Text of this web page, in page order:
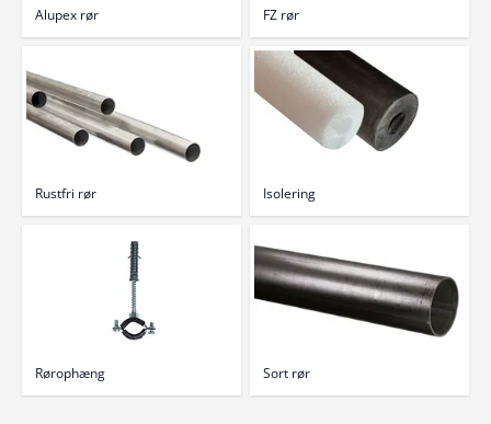
Alupex rør FZ rør
Rustfri rør Isolering
Rørophæng Sort rør